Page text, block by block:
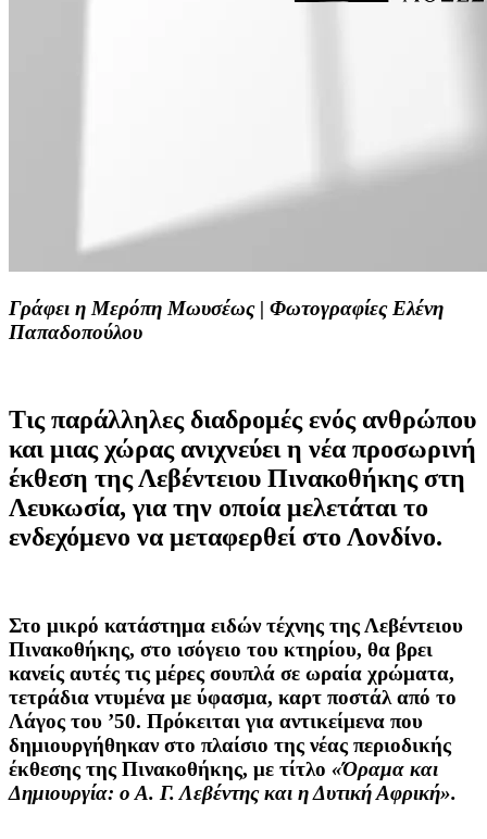
Γράφει η Μερόπη Μωυσέως | Φωτογραφίες Ελένη
Παπαδοπούλου
Τις παράλληλες διαδρομές ενός ανθρώπου
και μιας χώρας ανιχνεύει η νέα προσωρινή
έκθεση της Λεβέντειου Πινακοθήκης στη
Λευκωσία, για την οποία μελετάται το
ενδεχόμενο να μεταφερθεί στο Λονδίνο.
Στο μικρό κατάστημα ειδών τέχνης της Λεβέντειου
Πινακοθήκης, στο ισόγειο του κτηρίου, θα βρει
κανείς αυτές τις μέρες σουπλά σε ωραία χρώματα,
τετράδια ντυμένα με ύφασμα, καρτ ποστάλ από το
Λάγος του ’50. Πρόκειται για αντικείμενα που
δημιουργήθηκαν στο πλαίσιο της νέας περιοδικής
έκθεσης της Πινακοθήκης, με τίτλο «Όραμα και
Δημιουργία: ο Α. Γ. Λεβέντης και η Δυτική Αφρική».